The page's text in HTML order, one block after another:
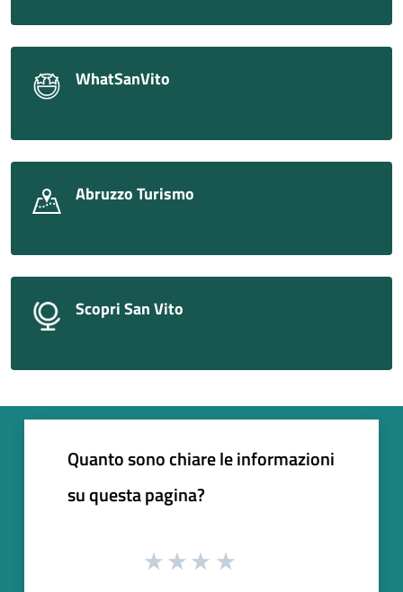
WhatSanVito
Abruzzo Turismo
Scopri San Vito
Quanto sono chiare le informazioni
su questa pagina?